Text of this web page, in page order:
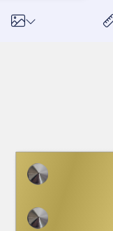
5/5(7
Reference:
from25,00